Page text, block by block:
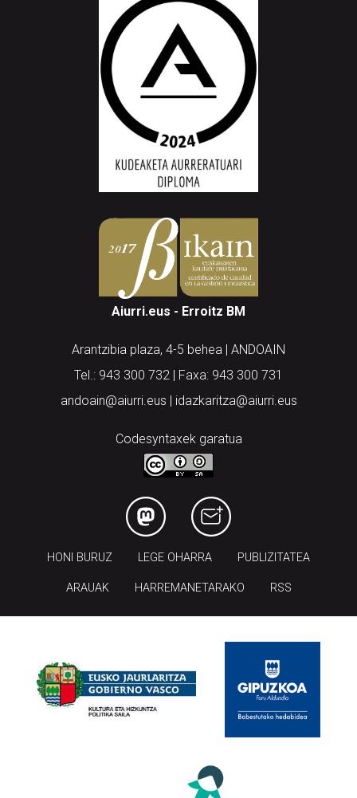
Aiurri.eus - Erroitz BM
Arantzibia plaza, 4-5 behea | ANDOAIN
Tel.: 943 300 732 | Faxa: 943 300 731
andoain@aiurri.eus | idazkaritza@aiurri.eus
Codesyntaxek garatua
HONI BURUZ LEGE OHARRA PUBLIZITATEA
ARAUAK HARREMANETARAKO RSS